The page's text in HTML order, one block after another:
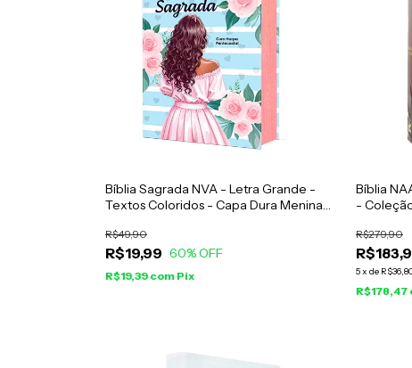
Bíblia Sagrada NVA - Letra Grande -
Textos Coloridos - Capa Dura Menina
R$19,99
R$49,90
60% OFF
R$19,39 com Pix
Bíblia
-
R$279,90
5x de
R$178,47